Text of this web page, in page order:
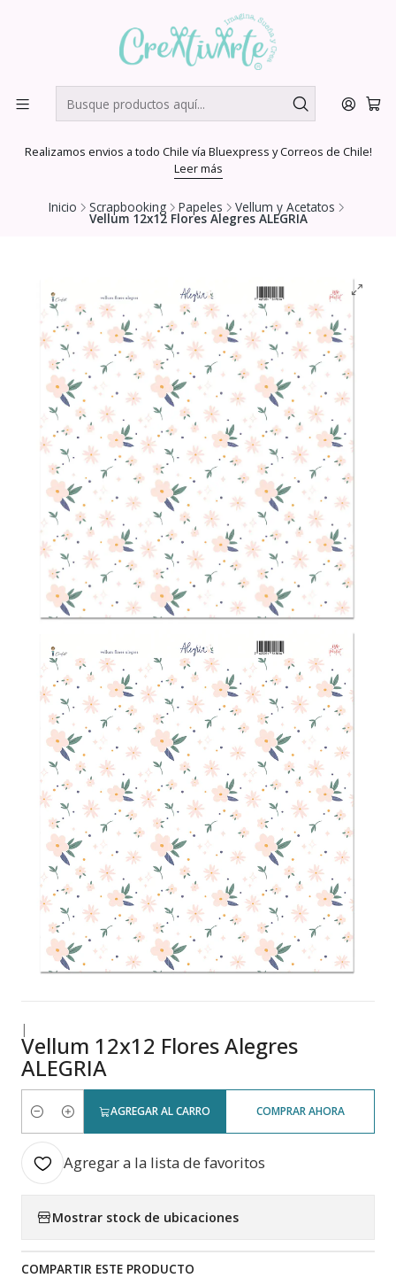
Realizamos envios a todo Chile vía Bluexpress y Correos de Chile!
Leer más
Inicio Scrapbooking Papeles Vellum y Acetatos
Vellum 12x12 Flores Alegres ALEGRIA
|
Vellum 12x12 Flores Alegres
ALEGRIA
Cantidad
AGREGAR AL CARRO COMPRAR AHORA
Agregar a la lista de favoritos
Mostrar stock de ubicaciones
COMPARTIR ESTE PRODUCTO